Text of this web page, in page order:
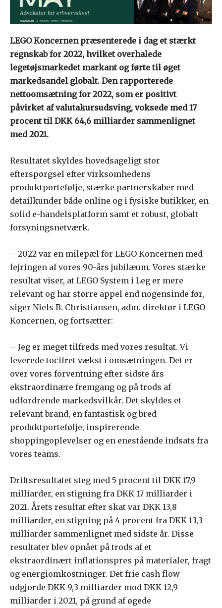
LEGO Koncernen præsenterede i dag et stærkt
regnskab for 2022, hvilket overhalede
legetøjsmarkedet markant og førte til øget
markedsandel globalt. Den rapporterede
nettoomsætning for 2022, som er positivt
påvirket af valutakursudsving, voksede med 17
procent til DKK 64,6 milliarder sammenlignet
med 2021.
Resultatet skyldes hovedsageligt stor
efterspørgsel efter virksomhedens
produktportefølje, stærke partnerskaber med
detailkunder både online og i fysiske butikker, en
solid e-handelsplatform samt et robust, globalt
forsyningsnetværk.
– 2022 var en milepæl for LEGO Koncernen med
fejringen af vores 90-års jubilæum. Vores stærke
resultat viser, at LEGO System i Leg er mere
relevant og har større appel end nogensinde før,
siger Niels B. Christiansen, adm. direktør i LEGO
Koncernen, og fortsætter:
– Jeg er meget tilfreds med vores resultat. Vi
leverede tocifret vækst i omsætningen. Det er
over vores forventning efter sidste års
ekstraordinære fremgang og på trods af
udfordrende markedsvilkår. Det skyldes et
relevant brand, en fantastisk og bred
produktportefølje, inspirerende
shoppingoplevelser og en enestående indsats fra
vores teams.
Driftsresultatet steg med 5 procent til DKK 17,9
milliarder, en stigning fra DKK 17 milliarder i
2021. Årets resultat efter skat var DKK 13,8
milliarder, en stigning på 4 procent fra DKK 13,3
milliarder sammenlignet med sidste år. Disse
resultater blev opnået på trods af et
ekstraordinært inflationspres på materialer, fragt
og energiomkostninger. Det frie cash flow
udgjorde DKK 9,3 milliarder mod DKK 12,9
milliarder i 2021, på grund af øgede